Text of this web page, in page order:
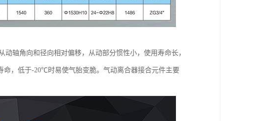
轴角向和径向相对偏移，从动部分惯性小，使用寿命长，
，低于-20℃时易使气胎变脆。气动离合器接合元件主要